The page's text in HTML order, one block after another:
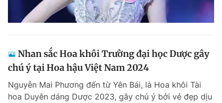
Nhan sắc Hoa khôi Trường đại học Dược gây
chú ý tại Hoa hậu Việt Nam 2024
Nguyễn Mai Phương đến từ Yên Bái, là Hoa khôi Tài
hoa Duyên dáng Dược 2023, gây chú ý bởi vẻ đẹp dịu